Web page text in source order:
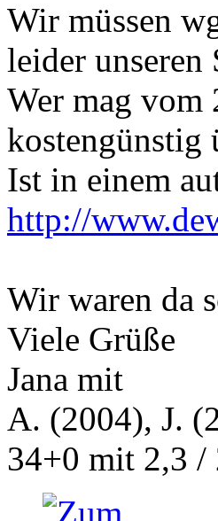
Wir müssen
leider unseren
Wer mag vom
kostengünstig
Ist in einem
http://
Wir waren da
Viele Grüße
Jana mit
A. (2004), J.
34+0 mit 2,3 /